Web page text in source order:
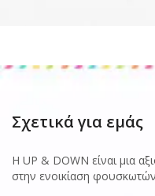
Σχετικά για εμάς
Η UP & DOWN είναι μια
στην ενοικίαση